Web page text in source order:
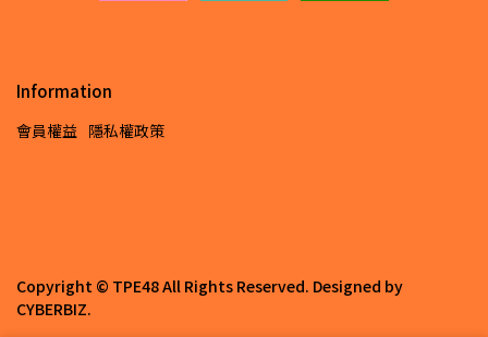
Information
會員權益 隱私權政策
Copyright © TPE48All Rights Reserved. Designed by
CYBERBIZ.